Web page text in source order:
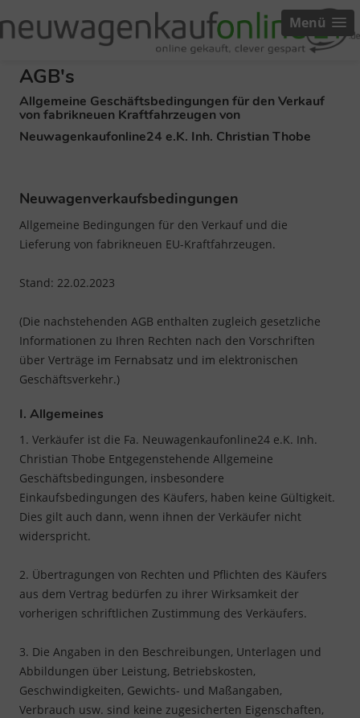
Menü
AGB's
Allgemeine Geschäftsbedingungen für den Verkauf
von fabrikneuen Kraftfahrzeugen von
Neuwagenkaufonline24 e.K. Inh. Christian Thobe
Neuwagenverkaufsbedingungen
Allgemeine Bedingungen für den Verkauf und die
Lieferung von fabrikneuen EU-Kraftfahrzeugen.
Stand: 22.02.2023
(Die nachstehenden AGB enthalten zugleich gesetzliche
Informationen zu Ihren Rechten nach den Vorschriften
über Verträge im Fernabsatz und im elektronischen
Geschäftsverkehr.)
I. Allgemeines
1. Verkäufer ist die Fa. Neuwagenkaufonline24 e.K. Inh.
Christian Thobe Entgegenstehende Allgemeine
Geschäftsbedingungen, insbesondere
Einkaufsbedingungen des Käufers, haben keine Gültigkeit.
Dies gilt auch dann, wenn ihnen der Verkäufer nicht
widerspricht.
2. Übertragungen von Rechten und Pflichten des Käufers
aus dem Vertrag bedürfen zu ihrer Wirksamkeit der
vorherigen schriftlichen Zustimmung des Verkäufers.
3. Die Angaben in den Beschreibungen, Unterlagen und
Abbildungen über Leistung, Betriebskosten,
Geschwindigkeiten, Gewichts- und Maßangaben,
Verbrauch usw. sind keine zugesicherten Eigenschaften,